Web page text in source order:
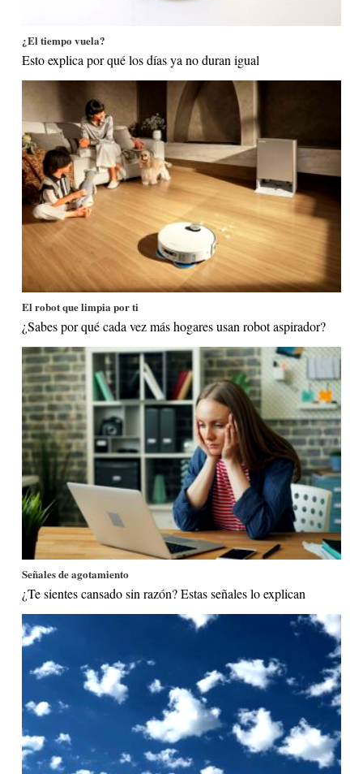
¿El tiempo vuela?
Esto explica por qué los días ya no duran igual
El robot que limpia por ti
¿Sabes por qué cada vez más hogares usan robot aspirador?
Señales de agotamiento
¿Te sientes cansado sin razón? Estas señales lo explican